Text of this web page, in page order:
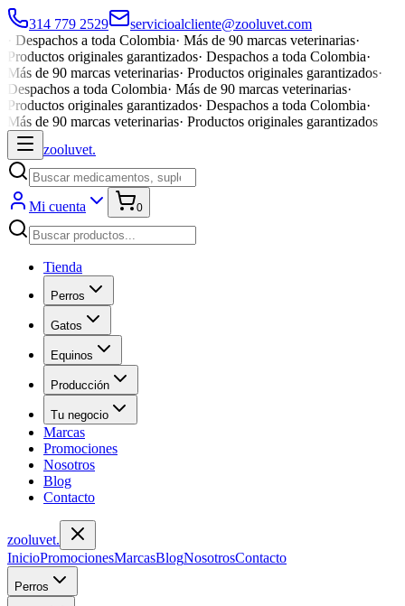
314 779 2529
servicioalcliente@zooluvet.com
Despachos a toda Colombia· Más de 90 marcas veterinarias·
Productos originales garantizados· Despachos a toda Colombia·
Más de 90 marcas veterinarias· Productos originales garantizados·
Despachos a toda Colombia· Más de 90 marcas veterinarias·
Productos originales garantizados· Despachos a toda Colombia·
Más de 90 marcas veterinarias· Productos originales garantizados
zooluvet.
Mi cuenta 0
Tienda
Perros
Gatos
Equinos
Producción
Tu negocio
Marcas
Promociones
Nosotros
Blog
Contacto
zooluvet.
InicioPromocionesMarcasBlogNosotrosContacto
Perros